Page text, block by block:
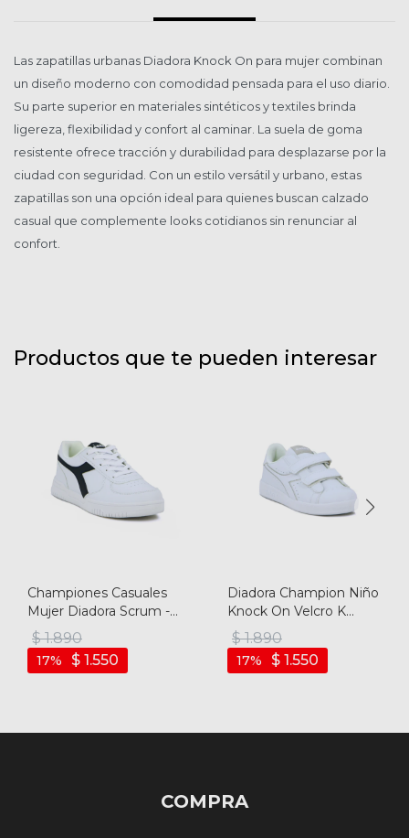
Las zapatillas urbanas Diadora Knock On para mujer combinan
un diseño moderno con comodidad pensada para el uso diario.
Su parte superior en materiales sintéticos y textiles brinda
ligereza, flexibilidad y confort al caminar. La suela de goma
resistente ofrece tracción y durabilidad para desplazarse por la
ciudad con seguridad. Con un estilo versátil y urbano, estas
zapatillas son una opción ideal para quienes buscan calzado
casual que complemente looks cotidianos sin renunciar al
confort.
Productos que te pueden interesar
Championes Casuales
Mujer Diadora Scrum -
Blanco-marino
$ 1.890
$ 1.550
17
Diadora Champion Niño
Knock On Velcro K
Blanco/blanco - Blanco-
blanco
$ 1.890
$ 1.550
17
COMPRA